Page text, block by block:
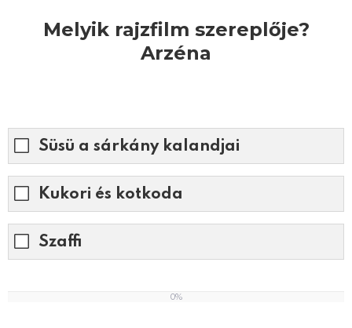
Melyik rajzfilm szereplője?
Arzéna
Süsü a sárkány kalandjai
Kukori és kotkoda
Szaffi
0%